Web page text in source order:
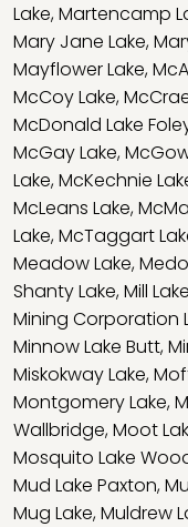
Lake,Martencamp
Mary Jane Lake,
Mayflower Lake,
McCoy Lake,
McDonald Lake
McGay Lake,
Lake,McKechnie
McLeans Lake,
Lake,McTaggart
Meadow Lake,
Shanty Lake,Mill Lake
Mining Corporation
Minnow Lake Butt,
Miskokway Lake,
Montgomery Lake,
Wallbridge,Moot
Mosquito Lake
Mud Lake Paxton,
Mug Lake,Muldrew